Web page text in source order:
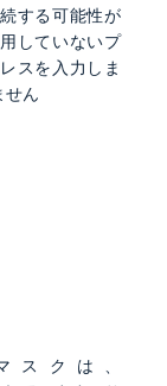
する可能性が
していないプ
スを入力しま
せん
スクは、